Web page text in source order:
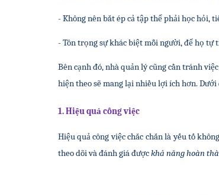
- Không nên bắt ép cả tập thể phải học hỏi,
- Tôn trọng sự khác biệt mỗi người, để họ tự
Bên cạnh đó, nhà quản lý cũng cần tránh
hiện theo sẽ mang lại nhiều lợi ích hơn.
1. Hiệu quả công việc
Hiệu quả công việc chắc chắn là yếu tố
theo dõi và đánh giá được khả năng hoàn